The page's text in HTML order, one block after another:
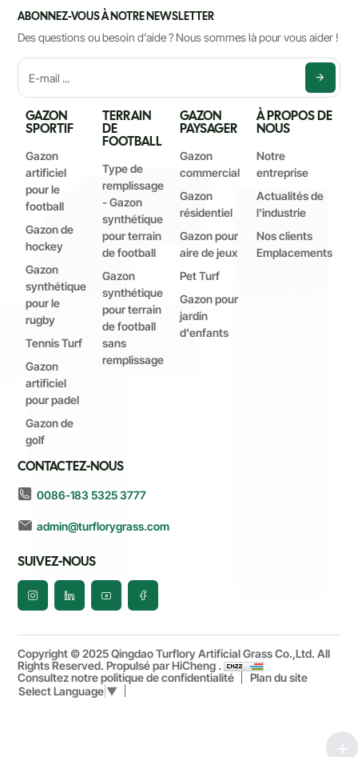
ABONNEZ-VOUS À NOTRE NEWSLETTER
Des questions ou besoin d'aide ? Nous sommes là pour vous aider !
GAZON
SPORTIF
Gazon
artificiel
pour le
football
Gazon de
hockey
Gazon
synthétique
pour le
rugby
Tennis Turf
Gazon
artificiel
pour padel
Gazon de
golf
TERRAIN
DE
FOOTBALL
Type de
remplissage
- Gazon
synthétique
pour terrain
de football
Gazon
synthétique
pour terrain
de football
sans
remplissage
GAZON
PAYSAGER
Gazon
commercial
Gazon
résidentiel
Gazon pour
aire de jeux
Pet Turf
Gazon pour
jardin
d'enfants
À PROPOS DE
NOUS
Notre
entreprise
Actualités de
l'industrie
Nos clients
Emplacements
CONTACTEZ-NOUS
0086-183 5325 3777
admin@turflorygrass.com
SUIVEZ-NOUS
Copyright © 2025 Qingdao Turflory Artificial Grass Co.,Ltd. All
Rights Reserved.Propulsé par HiCheng .
Consultez notre politique de confidentialité
Plan du site
Select Language ▼